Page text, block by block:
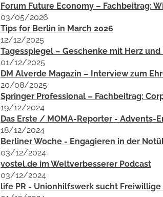
Forum Future Economy – Fachbeitrag:
03/05/2026
Tips for Berlin in March 2026
12/12/2025
Tagesspiegel – Geschenke mit Herz und
01/12/2025
DM Alverde Magazin – Interview zum
20/08/2025
Springer Professional – Fachbeitrag:
19/12/2024
Das Erste / MOMA-Reporter - Advents-
18/12/2024
Berliner Woche - Engagieren in der
03/12/2024
vostel.de im Weltverbesserer Podcast
03/12/2024
life PR - Unionhilfswerk sucht